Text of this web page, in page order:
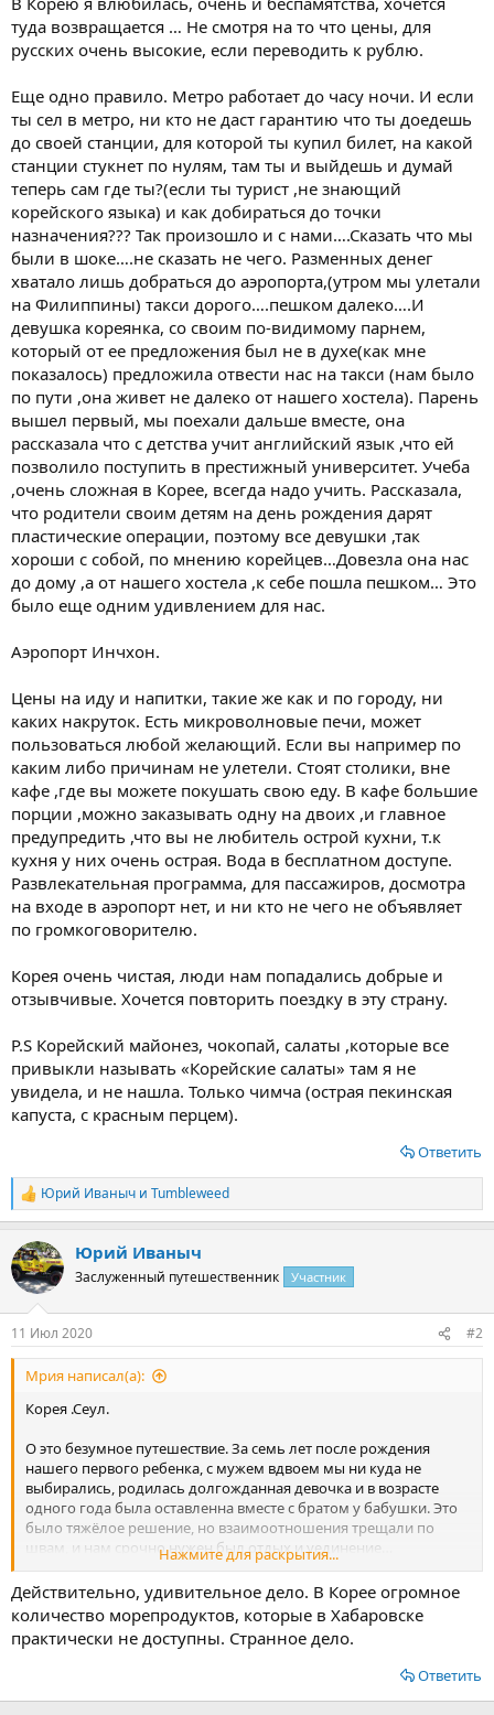
туда возвращается … Не смотря на то что цены, для
русских очень высокие, если переводить к рублю.
Еще одно правило. Метро работает до часу ночи. И если
ты сел в метро, ни кто не даст гарантию что ты доедешь
до своей станции, для которой ты купил билет, на какой
станции стукнет по нулям, там ты и выйдешь и думай
теперь сам где ты?(если ты турист ,не знающий
корейского языка) и как добираться до точки
назначения??? Так произошло и с нами….Сказать что мы
были в шоке….не сказать не чего. Разменных денег
хватало лишь добраться до аэропорта,(утром мы улетали
на Филиппины) такси дорого….пешком далеко….И
девушка кореянка, со своим по-видимому парнем,
который от ее предложения был не в духе(как мне
показалось) предложила отвести нас на такси (нам было
по пути ,она живет не далеко от нашего хостела). Парень
вышел первый, мы поехали дальше вместе, она
рассказала что с детства учит английский язык ,что ей
позволило поступить в престижный университет. Учеба
,очень сложная в Корее, всегда надо учить. Рассказала,
что родители своим детям на день рождения дарят
пластические операции, поэтому все девушки ,так
хороши с собой, по мнению корейцев…Довезла она нас
до дому ,а от нашего хостела ,к себе пошла пешком… Это
было еще одним удивлением для нас.
Аэропорт Инчхон.
Цены на иду и напитки, такие же как и по городу, ни
каких накруток. Есть микроволновые печи, может
пользоваться любой желающий. Если вы например по
каким либо причинам не улетели. Стоят столики, вне
кафе ,где вы можете покушать свою еду. В кафе большие
порции ,можно заказывать одну на двоих ,и главное
предупредить ,что вы не любитель острой кухни, т.к
кухня у них очень острая. Вода в бесплатном доступе.
Развлекательная программа, для пассажиров, досмотра
на входе в аэропорт нет, и ни кто не чего не объявляет
по громкоговорителю.
Корея очень чистая, люди нам попадались добрые и
отзывчивые. Хочется повторить поездку в эту страну.
P.S Корейский майонез, чокопай, салаты ,которые все
привыкли называть «Корейские салаты» там я не
увидела, и не нашла. Только чимча (острая пекинская
капуста, с красным перцем).
Ответить
Р
е
к
ц
и
Юрий Иваныч и Tumbleweed
Юрий Иваныч
Заслуженный путешественник Участник
11 Июл 2020 #2
Мрия написал(а):
Корея .Сеул.
О это безумное путешествие. За семь лет после рождения
нашего первого ребенка, с мужем вдвоем мы ни куда не
выбирались, родилась долгожданная девочка и в возрасте
одного года была оставленна вместе с братом у бабушки. Это
было тяжёлое решение, но взаимоотношения трещали по
швам, и нам срочно нужен был отдых и уединение…
Муж сказал выбрать место, и организовать поездку, он со
всеми условиями согласен.
Путь мой лежал вместе с детьми через город Хабаровск, где
мне надо было оставить детей у бабушки. И так же оставить
много рекомендации, и убедиться для себя, что бабушка
реально представляет на что идет. Прямых рейсов нет, Санкт-
Нажмите для раскрытия...
Действительно, удивительное дело. В Корее огромное
количество морепродуктов, которые в Хабаровске
практически не доступны. Странное дело.
Ответить